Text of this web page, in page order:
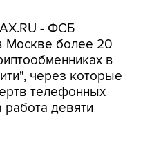
- ФСБ
Москве более 20
в
через которые
телефонных
девяти